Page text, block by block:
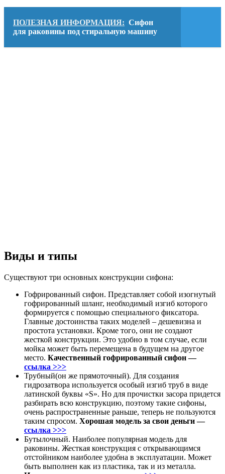
ПОЛЕЗНАЯ ИНФОРМАЦИЯ: Сифон
для раковины под стиральную машину
Виды и типы
Существуют три основных конструкции сифона:
Гофрированный сифон. Представляет собой изогнутый
гофрированный шланг, необходимый изгиб которого
формируется с помощью специального фиксатора.
Главные достоинства таких моделей – дешевизна и
простота установки. Кроме того, они не создают
жесткой конструкции. Это удобно в том случае, если
мойка может быть перемещена в будущем на другое
место. Качественный гофрированный сифон —
ссылка >>>
Трубный(он же прямоточный). Для создания
гидрозатвора используется особый изгиб труб в виде
латинской буквы «S». Но для прочистки засора придется
разбирать всю конструкцию, поэтому такие сифоны,
очень распространенные раньше, теперь не пользуются
таким спросом. Хорошая модель за свои деньги —
ссылка >>>
Бутылочный. Наиболее популярная модель для
раковины. Жесткая конструкция с открывающимся
отстойником наиболее удобна в эксплуатации. Может
быть выполнен как из пластика, так и из металла.